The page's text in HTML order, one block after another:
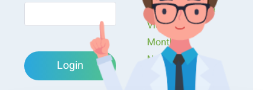
Login
Presentations &
Videos
Monthly
Newsletters
Exclusive Events...